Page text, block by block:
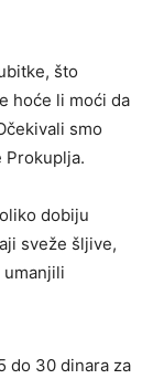
što
hoće li moći da
smo
Prokuplja.
dobiju
sveže šljive,
umanjili
do 30 dinara za